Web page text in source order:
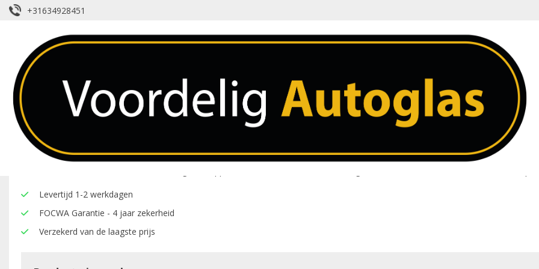
+31634928451
Achterruit – Renault – Master – Verwarming
Over dit product
Levertijd 1-2 werkdagen
FOCWA Garantie - 4 jaar zekerheid
Verzekerd van de laagste prijs